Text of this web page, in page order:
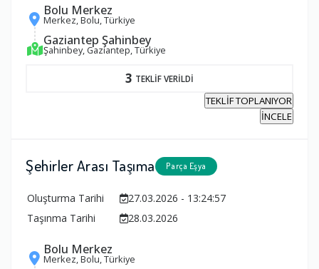
Bolu Merkez
Merkez, Bolu, Türkiye
Gaziantep Şahinbey
Şahinbey, Gaziantep, Türkiye
3 TEKLİF VERİLDİ
TEKLİF TOPLANIYOR
İNCELE
Şehirler Arası Taşıma Parça Eşya
Oluşturma Tarihi
27.03.2026 - 13:24:57
Taşınma Tarihi
28.03.2026
Bolu Merkez
Merkez, Bolu, Türkiye